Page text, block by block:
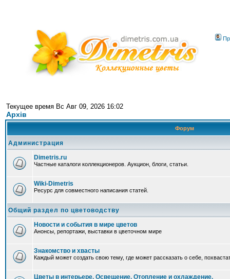
Текущее время Вс Авг 09, 2026 16:02
Архів
Форум
Администрация
Dimetris.ru
Частные каталоги коллекционеров. Аукцион, блоги, статьи.
Wiki-Dimetris
Ресурс для совместного написания статей.
Общий раздел по цветоводству
Новости и события в мире цветов
Анонсы, репортажи, выставки в цветочном мире
Знакомство и хвасты
Каждый может создать свою тему, где может рассказать о себе,
Цветы в интерьере. Освещение. Отопление и охлаждение.